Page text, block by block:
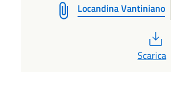
Locandina Vantiniano
Scarica